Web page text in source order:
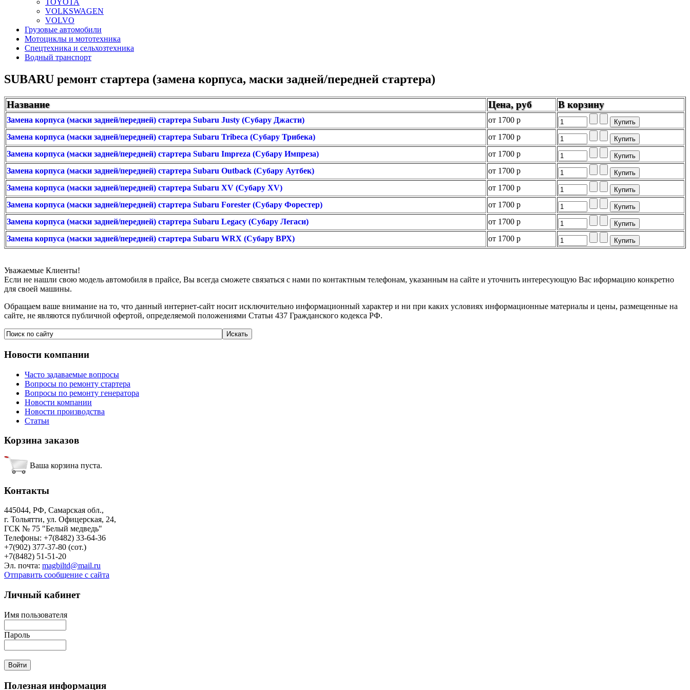
TOYOTA
VOLKSWAGEN
VOLVO
Грузовые автомобили
Мотоциклы и мототехника
Спецтехника и сельхозтехника
Водный транспорт
SUBARU ремонт стартера (замена корпуса, маски задней/передней стартера)
Название Цена, руб В корзину
Замена корпуса (маски задней/передней) стартера Subaru Justy (Субару Джасти) от 1700 р
Замена корпуса (маски задней/передней) стартера Subaru Tribeca (Субару Трибека)
от 1700 р
Замена корпуса (маски задней/передней) стартера Subaru Impreza (Субару Импреза)
от 1700 р
Замена корпуса (маски задней/передней) стартера Subaru Outback (Субару Аутбек)
от 1700 р
Замена корпуса (маски задней/передней) стартера Subaru XV (Субару XV)
от 1700 р
Замена корпуса (маски задней/передней) стартера Subaru Forester (Субару Форестер)
от 1700 р
Замена корпуса (маски задней/передней) стартера Subaru Legacy (Субару Легаси)
от 1700 р
Замена корпуса (маски задней/передней) стартера Subaru WRX (Субару ВРХ)
от 1700 р
Уважаемые Клиенты!
Если не нашли свою модель автомобиля в прайсе, Вы всегда сможете связаться с нами по контактным телефонам, указанным на сайте и уточнить интересующую Вас иформацию конкретно
для своей машины.
Обращаем ваше внимание на то, что данный интернет-сайт носит исключительно информационный характер и ни при каких условиях информационные материалы и цены, размещенные на
сайте, не являются публичной офертой, определяемой положениями Статьи 437 Гражданского кодекса РФ.
Новости компании
Часто задаваемые вопросы
Вопросы по ремонту стартера
Вопросы по ремонту генератора
Новости компании
Новости производства
Статьи
Корзина заказов
Ваша корзина пуста.
Контакты
445044, РФ, Самарская обл.,
г. Тольятти, ул. Офицерская, 24,
ГСК № 75 "Белый медведь"
Телефоны: +7(8482) 33-64-36
+7(902) 377-37-80 (сот.)
+7(8482) 51-51-20
Эл. почта: magbiltd@mail.ru
Отправить сообщение с сайта
Личный кабинет
Имя пользователя
Пароль
Полезная информация